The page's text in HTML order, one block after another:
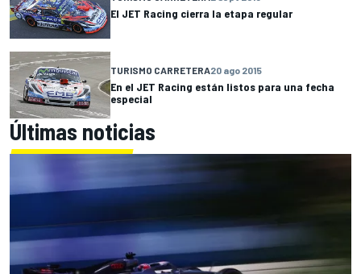
El JET Racing cierra la etapa regular
TURISMO CARRETERA20 ago 2015
En el JET Racing están listos para una fecha
especial
Últimas noticias